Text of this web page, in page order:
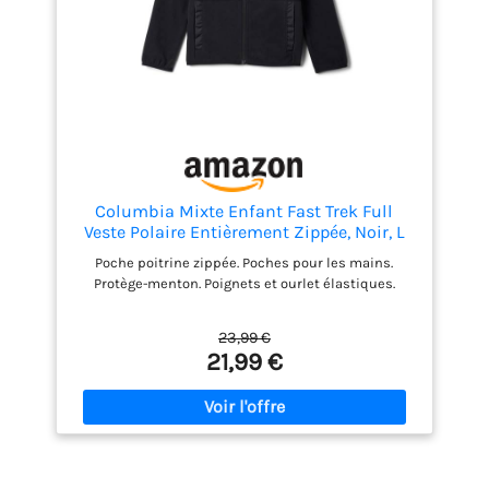
Columbia Mixte Enfant Fast Trek Full
Veste Polaire Entièrement Zippée, Noir, L
EU
Poche poitrine zippée. Poches pour les mains.
Protège-menton. Poignets et ourlet élastiques.
23,99 €
21,99 €